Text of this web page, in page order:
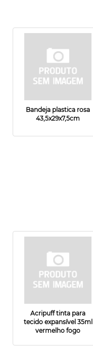
Bandeja plastica rosa
43,5x29x7,5cm
Acripuff tinta para
tecido expansível 35ml
vermelho fogo